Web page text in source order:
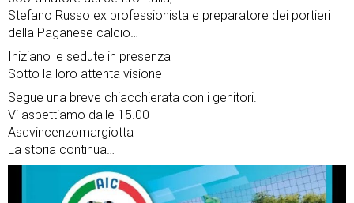
Stefano Russo ex professionista e preparatore dei portieri
della Paganese calcio…
Iniziano le sedute in presenza
Sotto la loro attenta visione
Segue una breve chiacchierata con i genitori.
Vi aspettiamo dalle 15.00
Asdvincenzomargiotta
La storia continua…